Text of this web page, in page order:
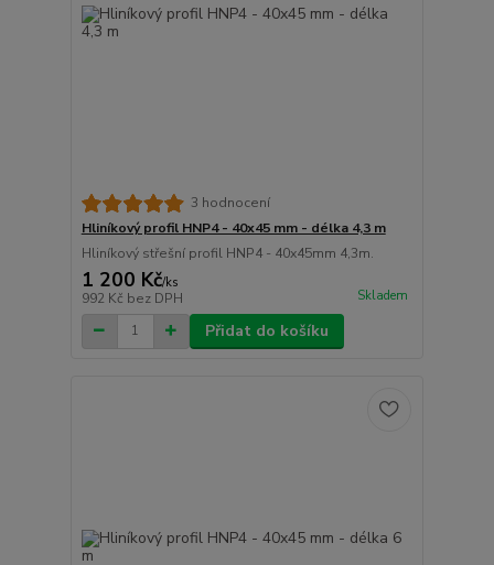
3 hodnocení
Hliníkový profil HNP4 - 40x45 mm - délka 4,3 m
Hliníkový střešní profil HNP4 - 40x45mm 4,3m.
1 200 Kč/ks
992 Kč bez DPH Skladem
Přidat do košíku